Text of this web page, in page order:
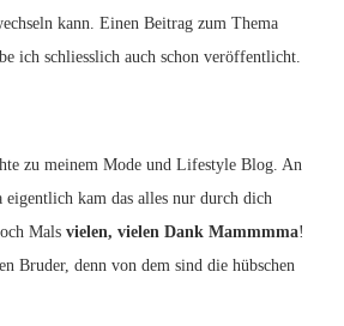
kann. Einen Beitrag zum Thema
ich schliesslich auch schon veröffentlicht.
zu meinem Mode und Lifestyle Blog. An
eigentlich kam das alles nur durch dich
Mals vielen, vielen Dank Mammmma!
Bruder, denn von dem sind die hübschen